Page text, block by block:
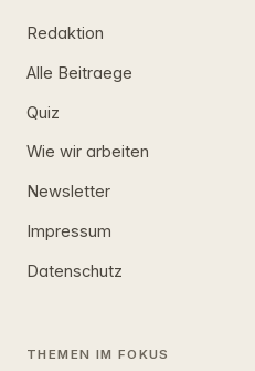
Redaktion
Alle Beitraege
Quiz
Wie wir arbeiten
Newsletter
Impressum
Datenschutz
THEMEN IM FOKUS